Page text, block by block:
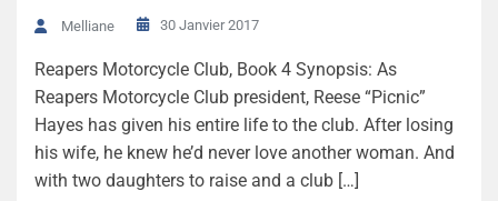
Melliane 30 Janvier 2017
Reapers Motorcycle Club, Book 4 Synopsis: As
Reapers Motorcycle Club president, Reese “Picnic”
Hayes has given his entire life to the club. After losing
his wife, he knew he’d never love another woman. And
with two daughters to raise and a club […]